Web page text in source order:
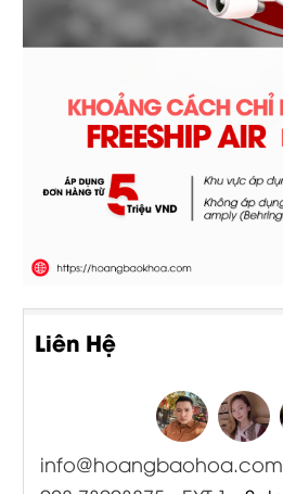
Liên Hệ
info@hoangbaohoa.com